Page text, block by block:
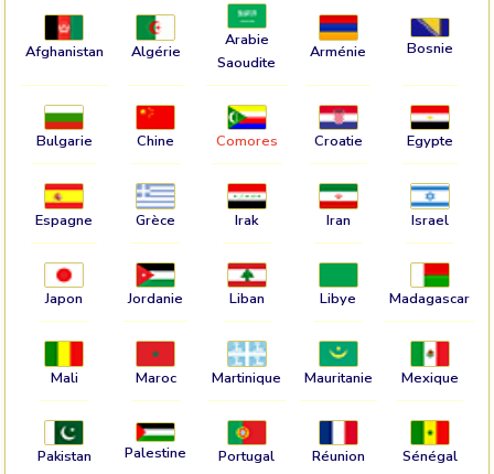
Afghanistan Algérie
Arabie
Saoudite
Arménie Bosnie
Bulgarie Chine Comores Croatie Egypte
Espagne Grèce Irak Iran Israel
Japon Jordanie Liban Libye Madagascar
Mali Maroc Martinique Mauritanie Mexique
Pakistan Palestine Portugal Réunion Sénégal